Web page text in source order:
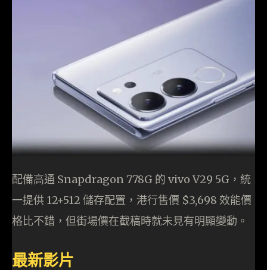
配備高通 Snapdragon 778G 的 vivo V29 5G，統
一提供 12+512 儲存配置，港行售價 $3,698 效能價
格比不錯，但街場價在截稿時就未見有明顯變動。
最新影片